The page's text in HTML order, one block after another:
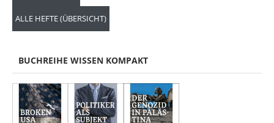
ALLE HEFTE (ÜBERSICHT)
BUCHREIHE WISSEN KOMPAKT